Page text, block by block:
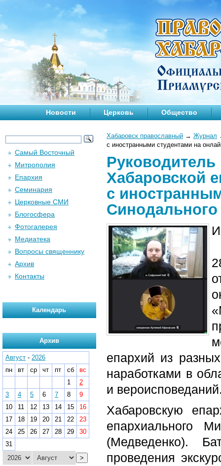
Новости Церковь Общество
Хабаровск православный → Журнал
с иностранными студентами на
Руководитель
Хабаровской
с
Синодального
епархий из
наработками в
и
Хабаровскую
епархиального
(Медведенко).
проведения
Самый Восточный
Митрополия
Епархия
Семинария
Церковные СМИ
Блогосфера
Фотогалерея
Медиатека
Вопросы священнику
Архив
Контакты
Календарь
Архив
Август - 2026
пн
вт ср чт пт сб
вс
1
2
3
4 5 6 7 8
9
10
11 12 13 14 15
16
17
18 19 20 21 22
23
24
25 26 27 28 29
30
31
>